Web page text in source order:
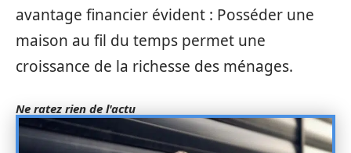
avantage financier évident : Posséder une
maison au fil du temps permet une
croissance de la richesse des ménages.
Ne ratez rien de l'actu